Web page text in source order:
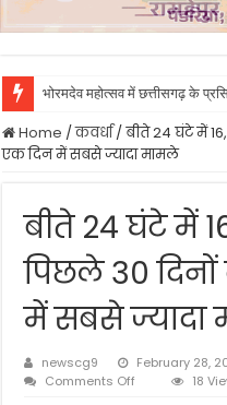
भोरमदेव महोत्सव में छत्तीसगढ़ के
Home /कवर्धा/बीते 24 घंटे में
एक दिन में सबसे ज्यादा मामले
बीते 24 घंटे में
पिछले 30
में सबसे ज्यादा
newscg9 February 28,
Comments Off
18